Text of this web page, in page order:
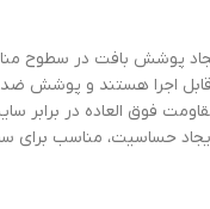
پوشش بافت در سطوح
ایجاد حساسیت، مناسب